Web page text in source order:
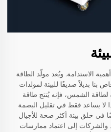
الاستدامة. ويُعد مولّد الطاقة
بنا بديلاً صديقًا للبيئة لمولدات
لطاقة الشمس، فإنه يُنتج طاقة
لا يساعد فقط في تقليل البصمة
في خلق بيئة أكثر صحة للأجيال
والشركات إلى اعتماد ممارسات